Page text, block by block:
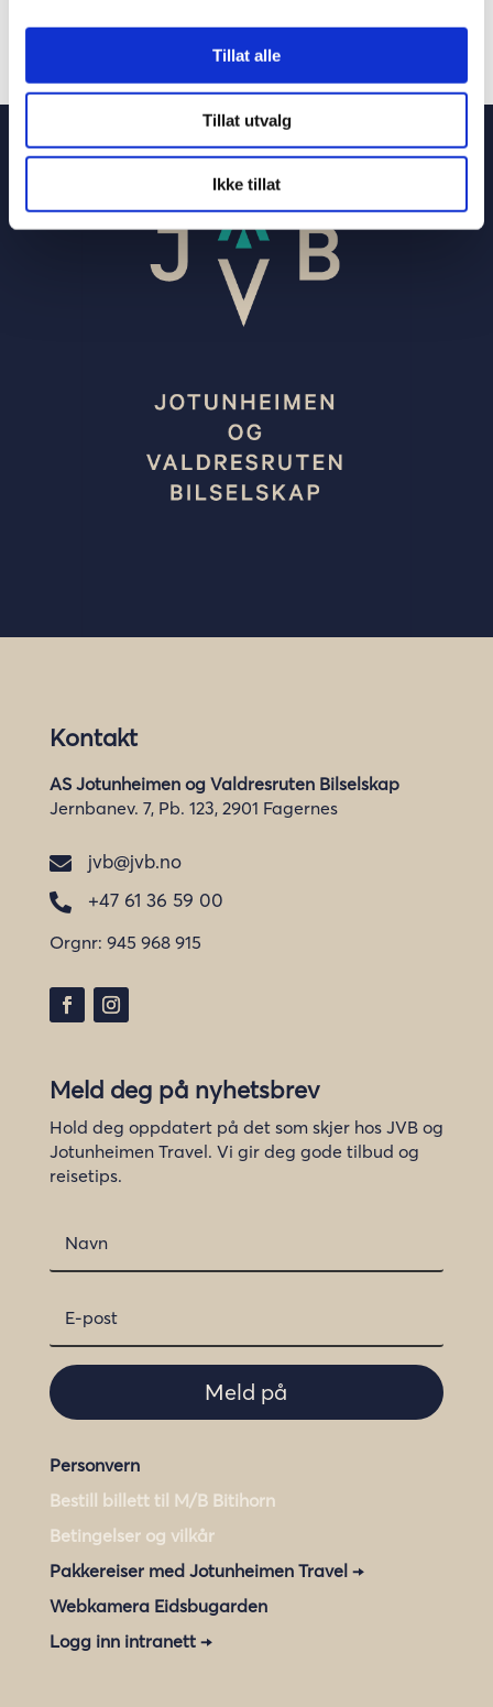
Tillat alle
Tillat utvalg
Ikke tillat
Ingen kommentarer å vise.
Kontakt
AS Jotunheimen og Valdresruten Bilselskap
Jernbanev. 7, Pb. 123, 2901 Fagernes

jvb@jvb.no

+47 61 36 59 00
Orgnr: 945 968 915
Meld deg på nyhetsbrev
Hold deg oppdatert på det som skjer hos JVB og
Jotunheimen Travel. Vi gir deg gode tilbud og
reisetips.
Meld på
Personvern
Bestill billett til M/B Bitihorn
Betingelser og vilkår
Pakkereiser med Jotunheimen Travel →
Webkamera Eidsbugarden
Logg inn intranett →